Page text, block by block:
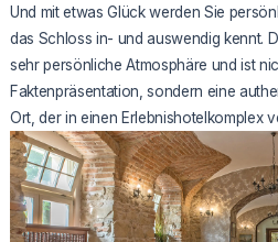
Und mit etwas Glück werden Sie
das Schloss in- und auswendig kennt.
sehr persönliche Atmosphäre und ist
Faktenpräsentation, sondern eine
Ort, der in einen Erlebnishotelkomplex